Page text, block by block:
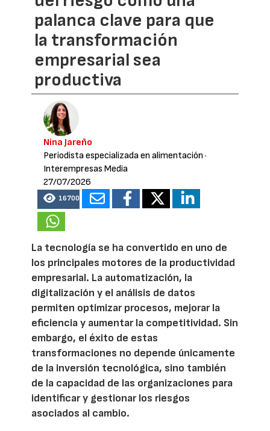
palanca clave para que
la transformación
empresarial sea
productiva
Nina Jareño
Periodista especializada en alimentación ·
Interempresas Media
27/07/2026
16700
La tecnología se ha convertido en uno de
los principales motores de la productividad
empresarial. La automatización, la
digitalización y el análisis de datos
permiten optimizar procesos, mejorar la
eficiencia y aumentar la competitividad. Sin
embargo, el éxito de estas
transformaciones no depende únicamente
de la inversión tecnológica, sino también
de la capacidad de las organizaciones para
identificar y gestionar los riesgos
asociados al cambio.